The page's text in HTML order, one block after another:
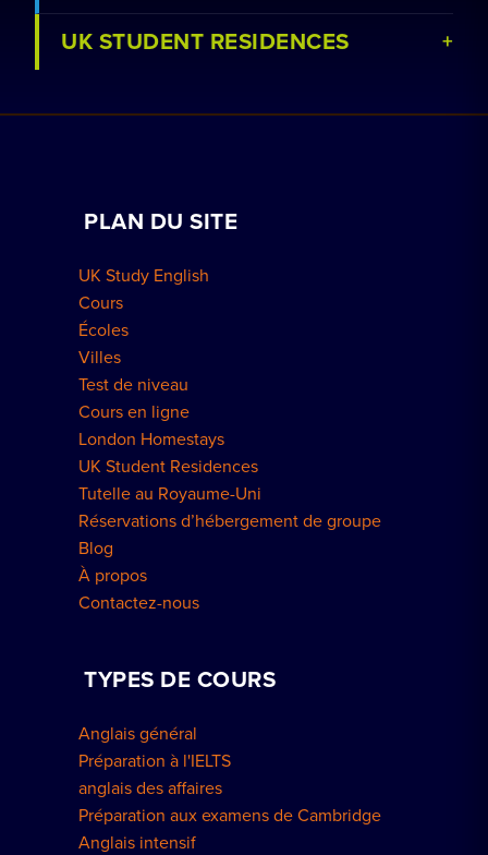
Voir les cours
Voir les écoles
Réserver un séjour chez l'habitant
Réservations de groupe
UK STUDENT RESIDENCES
Comment réserver
Résidences à Londres
PLAN DU SITE
UK Study English
Cours
Écoles
Villes
Test de niveau
Cours en ligne
London Homestays
UK Student Residences
Tutelle au Royaume-Uni
Réservations d’hébergement de groupe
Blog
À propos
Contactez-nous
TYPES DE COURS
Anglais général
Préparation à l'IELTS
anglais des affaires
Préparation aux examens de Cambridge
Anglais intensif